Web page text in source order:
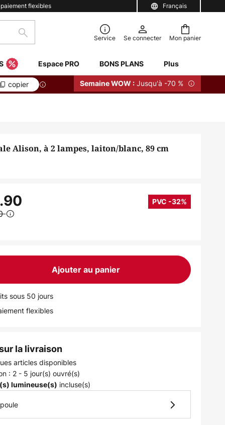
Français
flexibles
Mon panier
Rechercher Service Se connecter
Espace PRO BONS PLANS Plus
copier Semaine WOW : Jusqu'à -70 %
Alison, à 2 lampes, laiton/blanc, 89 cm
PVC -32%
Ajouter au panier
sous 50 jours
flexibles
la livraison
articles disponibles
: 2 - 5 jour(s) ouvré(s)
lumineuse(s) incluse(s)